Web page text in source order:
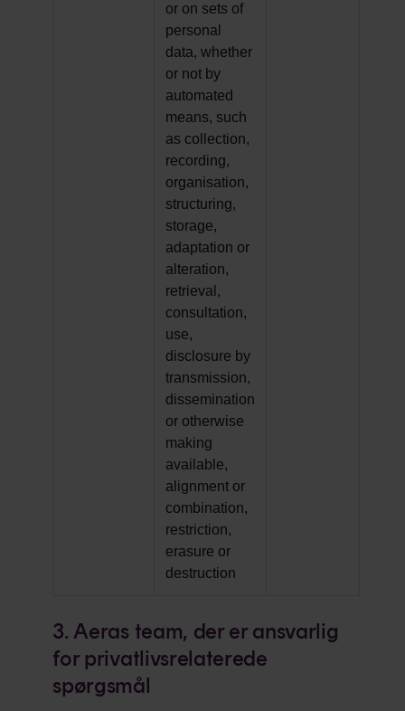
or on sets of
personal
data, whether
or not by
automated
means, such
as collection,
recording,
organisation,
structuring,
storage,
adaptation or
alteration,
retrieval,
consultation,
use,
disclosure by
transmission,
dissemination
or otherwise
making
available,
alignment or
combination,
restriction,
erasure or
destruction
3. Aeras team, der er ansvarlig
for privatlivsrelaterede
spørgsmål